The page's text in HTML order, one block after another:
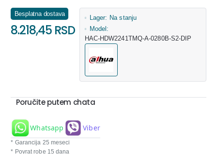
Besplatna dostava
8.218,45 RSD
Lager: Na stanju
Model:
HAC-HDW2241TMQ-A-0280B-S2-DIP
Poručite putem chata
Whatsapp Viber
* Garancija 25 meseci
* Povrat robe 15 dana